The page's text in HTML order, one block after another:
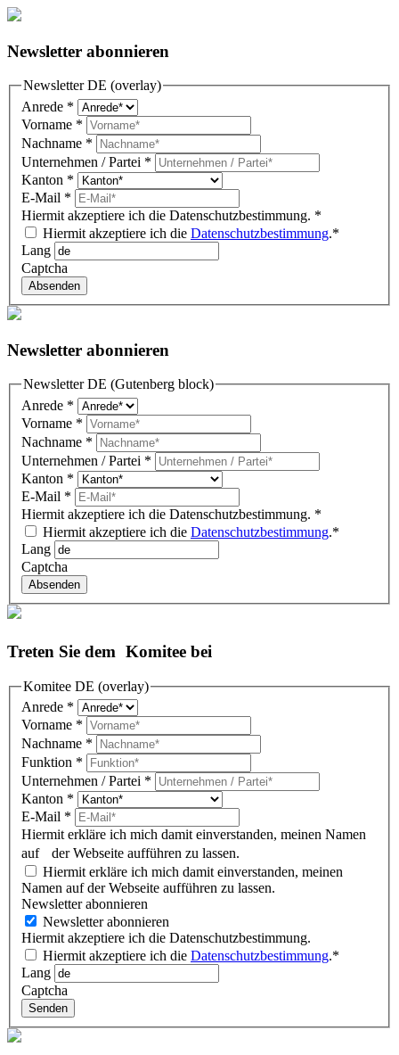
Newsletter abonnieren
Newsletter DE (overlay)
Anrede *
Vorname *
Nachname *
Unternehmen / Partei *
Kanton *
E-Mail *
Hiermit akzeptiere ich die Datenschutzbestimmung. *
Hiermit akzeptiere ich die Datenschutzbestimmung.*
Lang
Captcha
Absenden
Newsletter abonnieren
Newsletter DE (Gutenberg block)
Anrede *
Vorname *
Nachname *
Unternehmen / Partei *
Kanton *
E-Mail *
Hiermit akzeptiere ich die Datenschutzbestimmung. *
Hiermit akzeptiere ich die Datenschutzbestimmung.*
Lang
Captcha
Absenden
Treten Sie dem Komitee bei
Komitee DE (overlay)
Anrede *
Vorname *
Nachname *
Funktion *
Unternehmen / Partei *
Kanton *
E-Mail *
Hiermit erkläre ich mich damit einverstanden, meinen Namen
auf der Webseite aufführen zu lassen.
Hiermit erkläre ich mich damit einverstanden, meinen
Namen auf der Webseite aufführen zu lassen.
Newsletter abonnieren
Newsletter abonnieren
Hiermit akzeptiere ich die Datenschutzbestimmung.
Hiermit akzeptiere ich die Datenschutzbestimmung.*
Lang
Captcha
Senden